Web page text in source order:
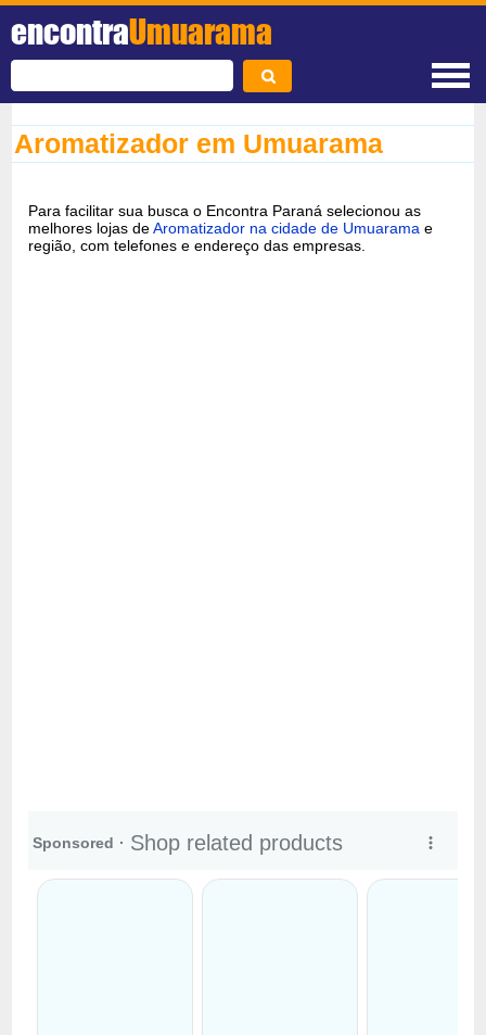
encontraUmuarama
Aromatizador em Umuarama
Para facilitar sua busca o Encontra Paraná selecionou as
melhores lojas deAromatizador na cidade de Umuarama e
região, com telefones e endereço das empresas.